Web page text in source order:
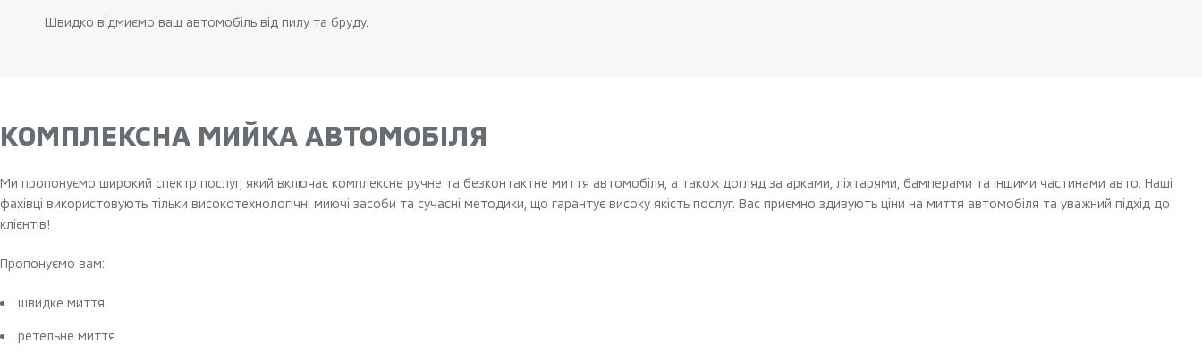
Швидко відмиємо ваш автомобіль від пилу та бруду.
КОМПЛЕКСНА МИЙКА АВТОМОБІЛЯ
Ми пропонуємо широкий спектр послуг, який включає комплексне ручне та безконтактне миття автомобіля, а також догляд за арками, ліхтарями, бамперами та іншими частинами авто. Наші
фахівці використовують тільки високотехнологічні миючі засоби та сучасні методики, що гарантує високу якість послуг. Вас приємно здивують ціни на миття автомобіля та уважний підхід до
клієнтів!
Пропонуємо вам:
швидке миття
ретельне миття